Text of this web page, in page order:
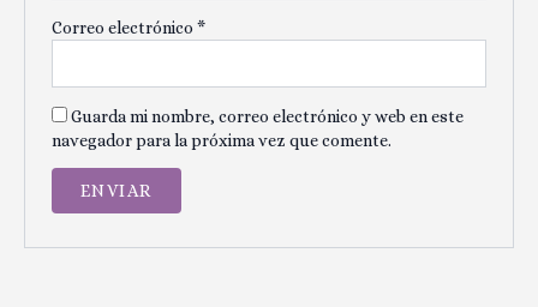
Correo electrónico *
Guarda mi nombre, correo electrónico y web en este
navegador para la próxima vez que comente.